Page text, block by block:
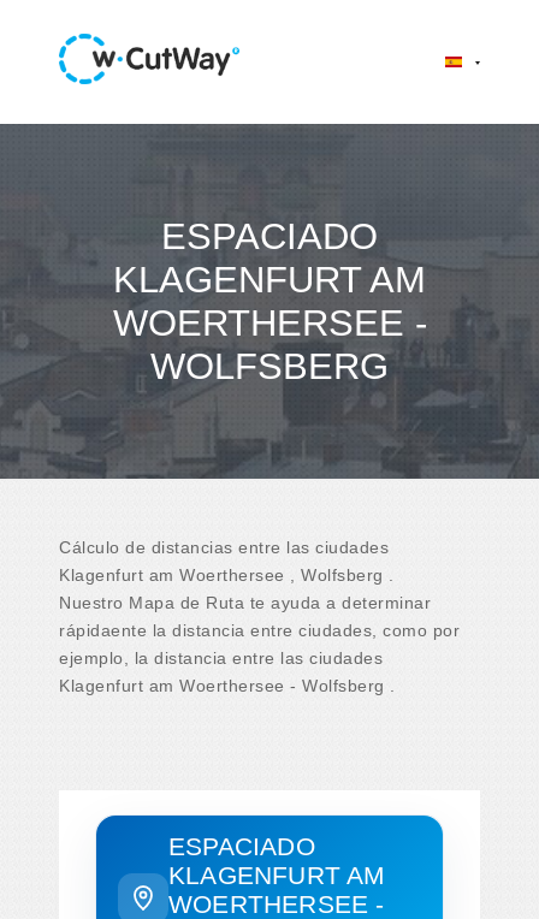
ESPACIADO
KLAGENFURT AM
WOERTHERSEE -
WOLFSBERG
Cálculo de distancias entre las ciudades
Klagenfurt am Woerthersee , Wolfsberg .
Nuestro Mapa de Ruta te ayuda a determinar
rápidaente la distancia entre ciudades, como por
ejemplo, la distancia entre las ciudades
Klagenfurt am Woerthersee - Wolfsberg .
ESPACIADO
KLAGENFURT AM
WOERTHERSEE -